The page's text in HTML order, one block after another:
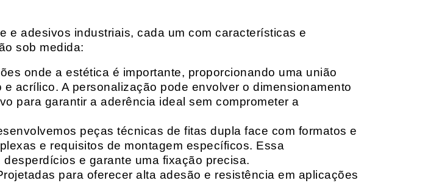
e adesivos industriais, cada um com características e
sob medida:
onde a estética é importante, proporcionando uma união
acrílico. A personalização pode envolver o dimensionamento
para garantir a aderência ideal sem comprometer a
peças técnicas de fitas dupla face com formatos e
e requisitos de montagem específicos. Essa
e garante uma fixação precisa.
para oferecer alta adesão e resistência em aplicações